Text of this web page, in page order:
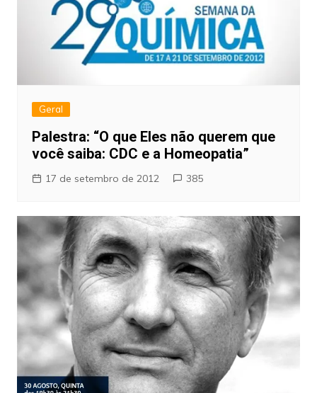
Geral
Palestra: “O que Eles não querem que
você saiba: CDC e a Homeopatia”
17 de setembro de 2012 385